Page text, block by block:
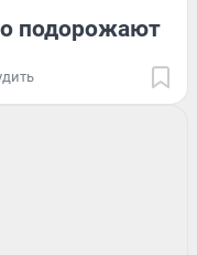
подорожают